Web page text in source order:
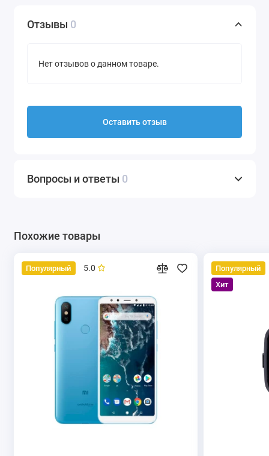
Отзывы 0
Нет отзывов о данном товаре.
Оставить отзыв
Вопросы и ответы 0
Похожие товары
Популярный 5.0
Популярный
Хит